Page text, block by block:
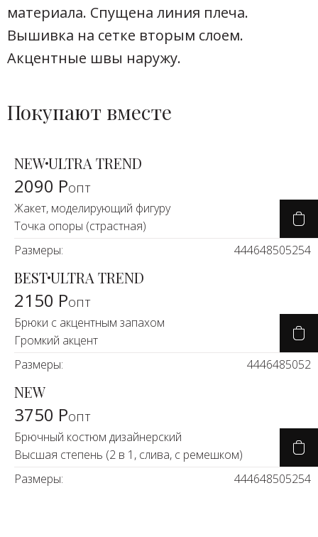
материала. Спущена линия плеча.
Вышивка на сетке вторым слоем.
Акцентные швы наружу.
Покупают вместе
NEWULTRA TREND
2090 Ропт
Жакет, моделирующий фигуру
Точка опоры (страстная)
Размеры:
444648505254
BESTULTRA TREND
2150 Ропт
Брюки с акцентным запахом
Громкий акцент
Размеры:
4446485052
NEW
3750 Ропт
Брючный костюм дизайнерский
Высшая степень (2 в 1, слива, с ремешком)
Размеры:
444648505254